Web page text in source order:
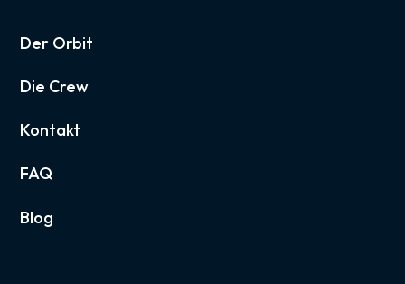
Der Orbit
Die Crew
Kontakt
FAQ
Blog